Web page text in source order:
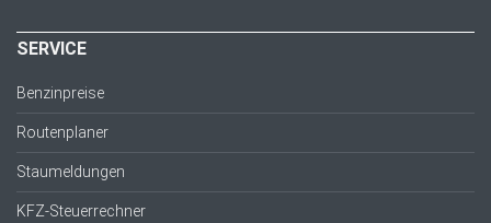
SERVICE
Benzinpreise
Routenplaner
Staumeldungen
KFZ-Steuerrechner